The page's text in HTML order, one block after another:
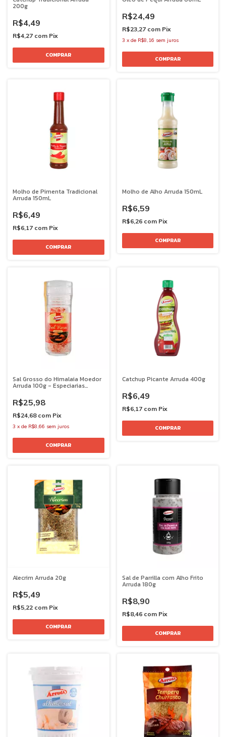
200g
R$4,49
R$4,27 com Pix
R$24,49
R$23,27 com Pix
3 x de R$8,16 sem juros
Molho de Pimenta Tradicional
Arruda 150mL
R$6,49
R$6,17 com Pix
Molho de Alho Arruda 150mL
R$6,59
R$6,26 com Pix
Sal Grosso do Himalaia Moedor
Arruda 100g - Especiarias
R$25,98
R$24,68 com Pix
3 x de R$8,66 sem juros
Catchup Picante Arruda 400g
R$6,49
R$6,17 com Pix
Alecrim Arruda 20g
R$5,49
R$5,22 com Pix
Sal de Parrilla com Alho Frito
Arruda 180g
R$8,90
R$8,46 com Pix